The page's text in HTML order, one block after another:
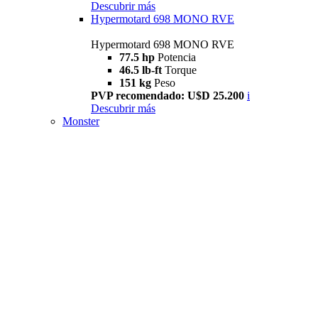
Descubrir más
Hypermotard 698 MONO RVE
Hypermotard 698 MONO RVE
77.5 hp Potencia
46.5 lb-ft Torque
151 kg Peso
PVP recomendado: U$D 25.200 i
Descubrir más
Monster